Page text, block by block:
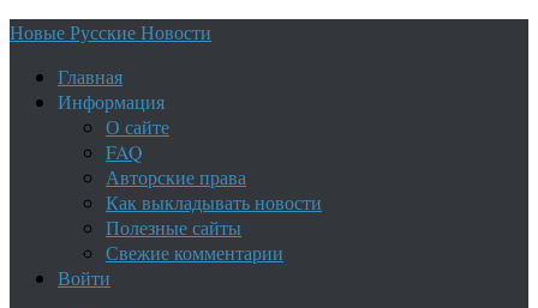
Новые Русские Новости
Главная
Информация
О сайте
FAQ
Авторские права
Как выкладывать новости
Полезные сайты
Свежие комментарии
Войти